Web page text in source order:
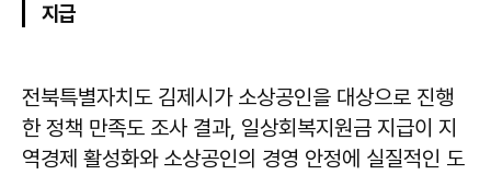
지급
전북특별자치도 김제시가 소상공인을 대상으로 진행
한 정책 만족도 조사 결과, 일상회복지원금 지급이 지
역경제 활성화와 소상공인의 경영 안정에 실질적인 도